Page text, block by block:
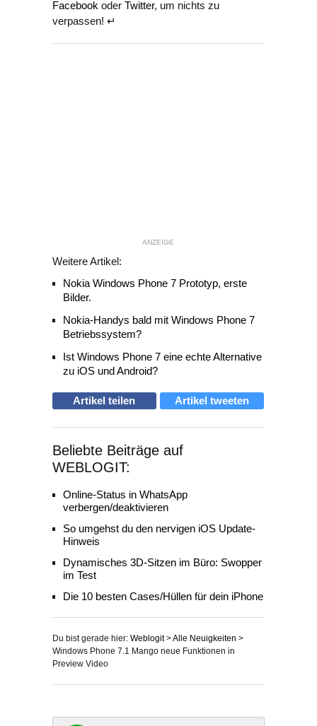
Facebook oder Twitter, um nichts zu
verpassen! ↵
ANZEIGE
Weitere Artikel:
Nokia Windows Phone 7 Prototyp, erste
Bilder.
Nokia-Handys bald mit Windows Phone 7
Betriebssystem?
Ist Windows Phone 7 eine echte Alternative
zu iOS und Android?
Artikel teilen Artikel tweeten
Beliebte Beiträge auf
WEBLOGIT:
Online-Status in WhatsApp
verbergen/deaktivieren
So umgehst du den nervigen iOS Update-
Hinweis
Dynamisches 3D-Sitzen im Büro: Swopper
im Test
Die 10 besten Cases/Hüllen für dein iPhone
Du bist gerade hier: Weblogit>Alle Neuigkeiten >
Windows Phone 7.1 Mango neue Funktionen in
Preview Video